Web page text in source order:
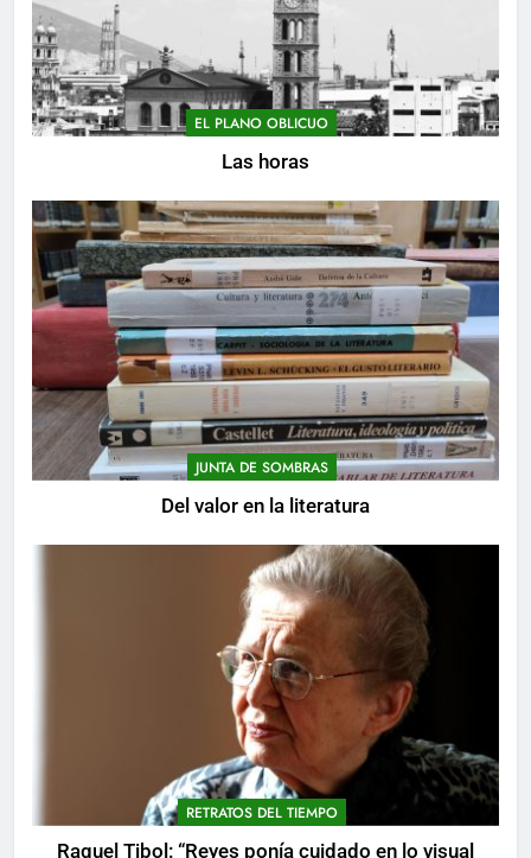
EL PLANO OBLICUO
Las horas
JUNTA DE SOMBRAS
Del valor en la literatura
RETRATOS DEL TIEMPO
Raquel Tibol: “Reyes ponía cuidado en lo visual